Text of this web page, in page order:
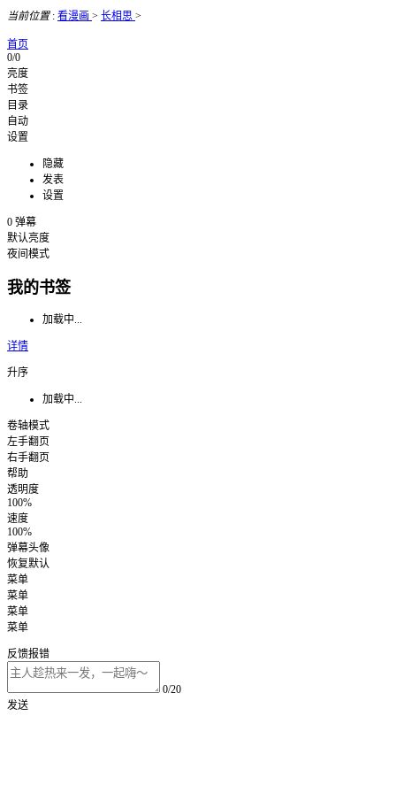
当前位置: 看漫画 > 长相思 >
首页
0/0
亮度
书签
目录
自动
设置
隐藏
发表
设置
0 弹幕
默认亮度
夜间模式
我的书签
加载中...
详情
升序
加载中...
卷轴模式
左手翻页
右手翻页
帮助
透明度
100%
速度
100%
弹幕头像
恢复默认
菜单
菜单
菜单
菜单
反馈报错
0/20
发送